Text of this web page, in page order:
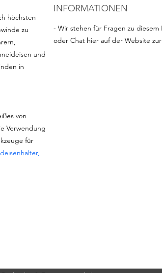
höchsten
zu
und
in
von
Verwendung
für
INFORMATIONEN
- Wir stehen für Fragen zu diesem
oder Chat hier auf der Website